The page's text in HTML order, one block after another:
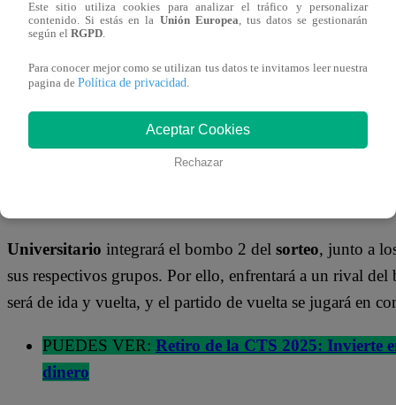
Universitario vs Palmeiras
Libertad vs River Plate
Peñarol vs Racing
Botafogo vs LDU
SORTEO: ¿CONTRA QUIÉN
Universitario integrará el bombo 2 del sorteo, junto a
sus respectivos grupos. Por ello, enfrentará a un rival
será de ida y vuelta, y el partido de vuelta se jugará en
PUEDES VER: Retiro de la CTS 2025: Invierte
dinero
Este sitio utiliza cookies para analizar el tráfico y personalizar
contenido. Si estás en la Unión Europea, tus datos se gestionarán
según el RGPD.
Para conocer mejor como se utilizan tus datos te invitamos leer nuestra
pagina de Política de privacidad.
Aceptar Cookies
Rechazar